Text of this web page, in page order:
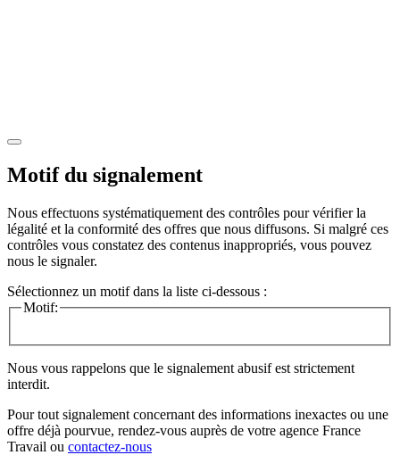
Motif du signalement
Nous effectuons systématiquement des contrôles pour vérifier la
légalité et la conformité des offres que nous diffusons. Si malgré ces
contrôles vous constatez des contenus inappropriés, vous pouvez
nous le signaler.
Sélectionnez un motif dans la liste ci-dessous :
Motif:
Nous vous rappelons que le signalement abusif est strictement
interdit.
Pour tout signalement concernant des informations inexactes ou une
offre déjà pourvue, rendez-vous auprès de votre agence France
Travail ou contactez-nous